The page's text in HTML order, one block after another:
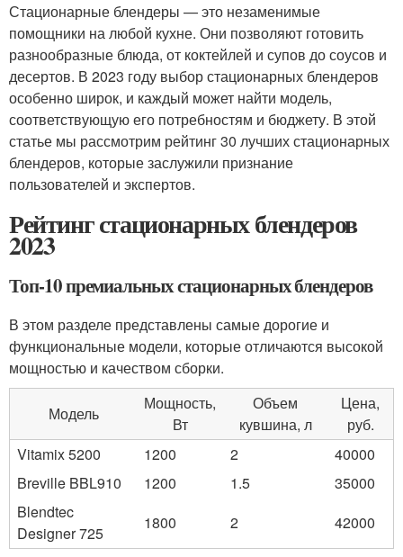
Стационарные блендеры — это незаменимые
помощники на любой кухне. Они позволяют готовить
разнообразные блюда, от коктейлей и супов до соусов и
десертов. В 2023 году выбор стационарных блендеров
особенно широк, и каждый может найти модель,
соответствующую его потребностям и бюджету. В этой
статье мы рассмотрим рейтинг 30 лучших стационарных
блендеров, которые заслужили признание
пользователей и экспертов.
Рейтинг стационарных блендеров
2023
Топ-10 премиальных стационарных блендеров
В этом разделе представлены самые дорогие и
функциональные модели, которые отличаются высокой
мощностью и качеством сборки.
Модель
Мощность,
Вт
Объем
кувшина, л
Цена,
руб.
Vitamix 5200
1200 2
40000
Breville BBL910
1200 1.5
35000
Blendtec
Designer 725
1800 2 42000